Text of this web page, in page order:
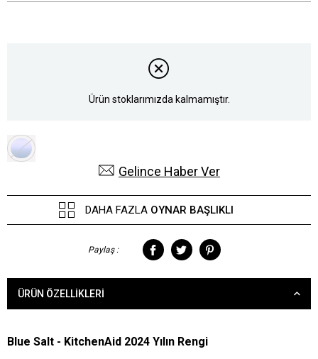
Ürün stoklarımızda kalmamıştır.
Gelince Haber Ver
DAHA FAZLA OYNAR BAŞLIKLI
Paylaş :
ÜRÜN ÖZELLIKLERI
Blue Salt - KitchenAid 2024 Yılın Rengi